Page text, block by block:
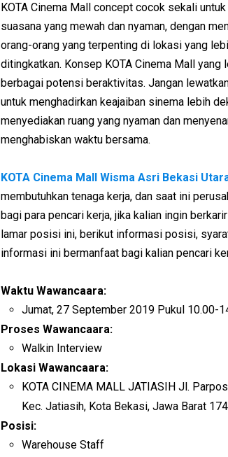
KOTA Cinema Mall concept cocok sekali
suasana yang mewah dan nyaman, dengan
orang-orang yang terpenting di lokasi yang
ditingkatkan. Konsep KOTA Cinema Mall
berbagai potensi beraktivitas. Jangan
untuk menghadirkan keajaiban sinema lebih
menyediakan ruang yang nyaman dan
menghabiskan waktu bersama.
KOTA Cinema Mall Wisma Asri Bekasi
membutuhkan tenaga kerja, dan saat ini
bagi para pencari kerja, jika kalian ingin
lamar posisi ini, berikut informasi posisi,
informasi ini bermanfaat bagi kalian pencari
Waktu Wawancaara:
Jumat, 27 September 2019 Pukul 10.00-
Proses Wawancaara:
Walkin Interview
Lokasi Wawancaara:
KOTA CINEMA MALL JATIASIH Jl.
Kec. Jatiasih, Kota Bekasi, Jawa Barat
Posisi:
Warehouse Staff